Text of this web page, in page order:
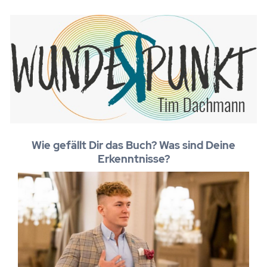
Wie gefällt Dir das Buch? Was sind Deine
Erkenntnisse?